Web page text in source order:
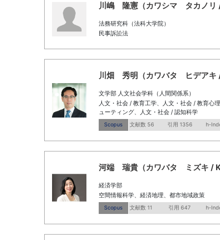
川嶋 隆憲（カワシマ タカノリ
法務研究科（法科大学院）
民事訴訟法
川畑 秀明（カワバタ ヒデアキ
文学部 人文社会学科（人間関係系）
人文・社会 / 教育工学、人文・社会 / 教育心
ューティング、人文・社会 / 認知科学
Scopus 文献数 56 引用 1356 h-
河端 瑞貴（カワバタ ミズキ /
経済学部
空間情報科学、経済地理、都市地域政策
Scopus 文献数 11 引用 647 h-